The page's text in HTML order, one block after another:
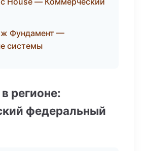
Фундамент —
системы
регионе:
федеральный